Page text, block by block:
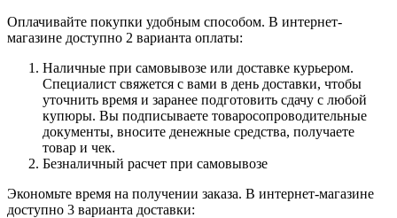
Оплачивайте покупки удобным способом. В интернет-
магазине доступно 2 варианта оплаты:
Наличные при самовывозе или доставке курьером.
Специалист свяжется с вами в день доставки, чтобы
уточнить время и заранее подготовить сдачу с любой
купюры. Вы подписываете товаросопроводительные
документы, вносите денежные средства, получаете
товар и чек.
Безналичный расчет при самовывозе
Экономьте время на получении заказа. В интернет-магазине
доступно 3 варианта доставки: